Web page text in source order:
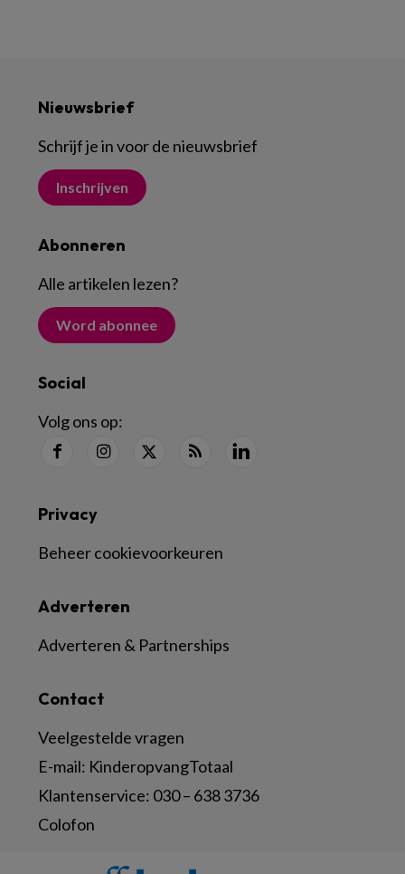
Nieuwsbrief
Schrijf je in voor de nieuwsbrief
Inschrijven
Abonneren
Alle artikelen lezen?
Word abonnee
Social
Volg ons op:
Contact
Veelgestelde vragen
E-mail: KinderopvangTotaal
Klantenservice: 030 – 638 3736
Colofon
Adverteren
Adverteren & Partnerships
Privacy
Beheer cookievoorkeuren